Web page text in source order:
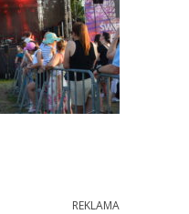
REKLAMA